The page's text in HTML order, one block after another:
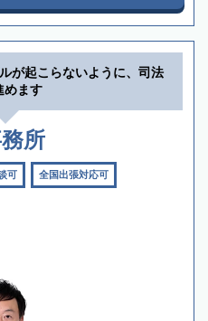
が起こらないように、司法
めます
所
可 全国出張対応可